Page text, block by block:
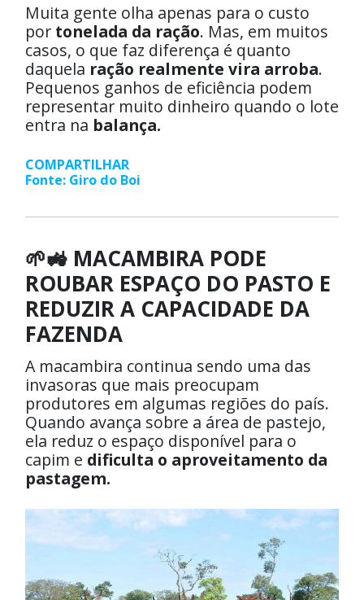
Muita gente olha apenas para o custo
por tonelada da ração. Mas, em muitos
casos, o que faz diferença é quanto
daquela ração realmente vira arroba.
Pequenos ganhos de eficiência podem
representar muito dinheiro quando o lote
entra na balança.
COMPARTILHAR
Fonte: Giro do Boi
🌱🚜 MACAMBIRA PODE
ROUBAR ESPAÇO DO PASTO E
REDUZIR A CAPACIDADE DA
FAZENDA
A macambira continua sendo uma das
invasoras que mais preocupam
produtores em algumas regiões do país.
Quando avança sobre a área de pastejo,
ela reduz o espaço disponível para o
capim e dificulta o aproveitamento da
pastagem.